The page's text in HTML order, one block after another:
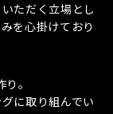
ただく立場とし
を心掛けており
。
に取り組んでい